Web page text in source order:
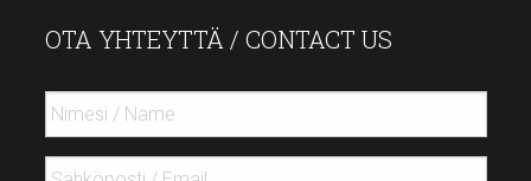
OTA YHTEYTTÄ / CONTACT US